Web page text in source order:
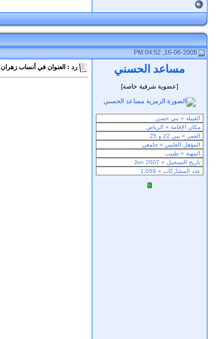
16-06-2008, 04:52 PM
مساعد الحسني
[عضوية شرفية خاصة]
رد : العنوان في أنساب زهران